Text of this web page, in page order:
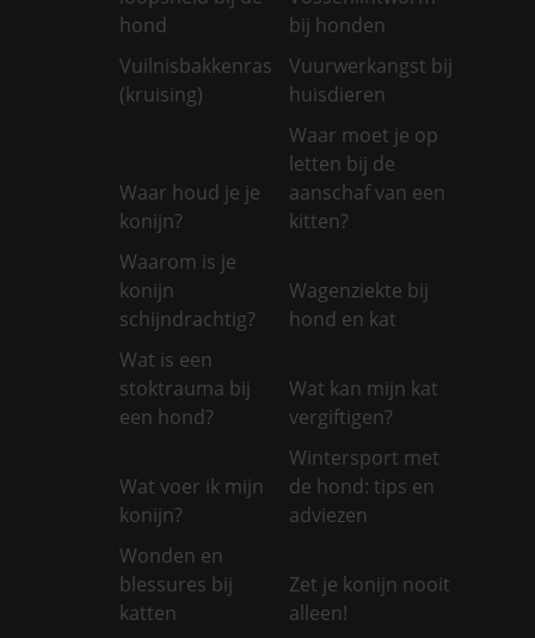
hond
bij honden
Vuilnisbakkenras
(kruising)
Vuurwerkangst bij
huisdieren
Waar houd je je
konijn?
Waar moet je op
letten bij de
aanschaf van een
kitten?
Waarom is je
konijn
schijndrachtig?
Wagenziekte bij
hond en kat
Wat is een
stoktrauma bij
een hond?
Wat kan mijn kat
vergiftigen?
Wat voer ik mijn
konijn?
Wintersport met
de hond: tips en
adviezen
Wonden en
blessures bij
katten
Zet je konijn nooit
alleen!